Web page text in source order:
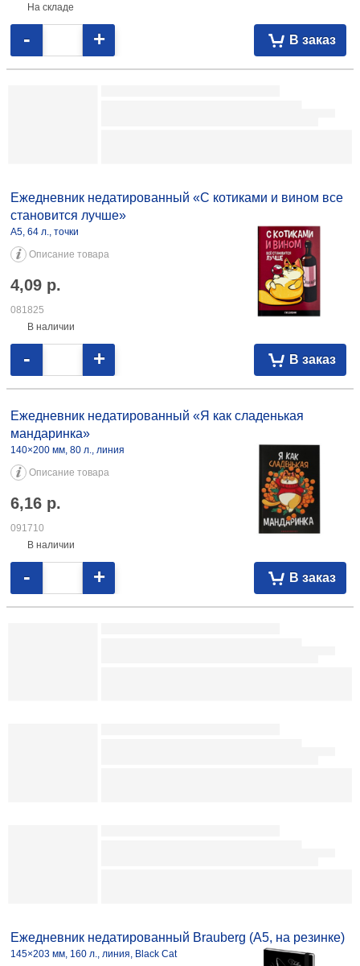
210×297 мм, 160 л., синий
Описание товара
28,97р.
Ежедневник недатированный BG А5 135×205 мм, 160 л., черный 9,36
098561 135×205 мм, 160 л., зеленый 9,72 098560 135×205 мм, 160 л.,
синий 8,93 097429
Ежедневник недатированный «С котиками и вином все
становится лучше»
А5, 64 л., точки
Описание товара
4,09р.
081825
В наличии
В заказ
- +
Ежедневник недатированный «Я как сладенькая
мандаринка»
140×200 мм, 80 л., линия
Описание товара
6,16р.
Ежедневник недатированный Brauberg Select (А6) 100×150 мм, 160 л.,
темно-синий 17,14 098623